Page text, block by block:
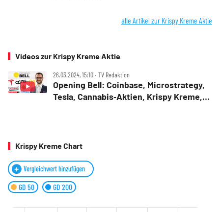
alle Artikel zur Krispy Kreme Aktie
Videos zur Krispy Kreme Aktie
26.03.2024, 15:10 ‧ TV Redaktion
Opening Bell: Coinbase, Microstrategy,
Tesla, Cannabis‑Aktien, Krispy Kreme,
Krispy Kreme Chart
Vergleichwert hinzufügen
GD 50 GD 200